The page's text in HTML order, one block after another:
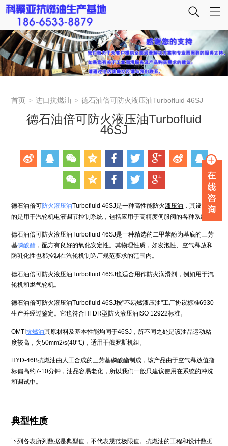
首页 > 进口抗燃油 > 德石油倍可防火液压油Turbofluid 46SJ
德石油倍可防火液压油Turbofluid
46SJ
德石油倍可防火液压油Turbofluid 46SJ是一种高性能防火液压油 ，其设计目
的是用于汽轮机电液调节控制系统，包括应用于高精度伺服阀的各种系统。
德石油倍可防火液压油Turbofluid 46SJ是一种精选的二甲苯酚为基底的三芳
基磷酸酯 ，配方有良好的氧化安定性。其物理性质，如发泡性、空气释放和
防乳化性也都控制在汽轮机制造厂规范要求的范围内。
德石油倍可防火液压油Turbofluid 46SJ也适合用作防火润滑剂，例如用于汽
轮机和燃气轮机。
德石油倍可防火液压油Turbofluid 46SJ按"不易燃液压油"工厂协议标准6930
生产并经过鉴定。它也符合HFDR型防火液压油ISO 12922标准。
OMTI抗燃油其原材料及基本性能均同于46SJ，所不同之处是该油品运动粘
度较高，为50mm2/s(40℃)，适用于俄罗斯机组。
HYD-46B抗燃油由人工合成的三芳基磷酸酯制成，该产品由于空气释放值指
标偏高约7-10分钟，油品容易老化，所以我们一般只建议使用在系统的冲洗
和调试中。
典型性质
下列各表所列数据是典型值，不代表规范极限值。抗燃油的工程和设计数据